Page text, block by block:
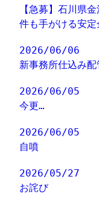
【急募】石川県
件も手がける安
2026/06/06
新事務所仕込み配
2026/06/05
今更…
2026/06/05
自噴
2026/05/27
お詫び